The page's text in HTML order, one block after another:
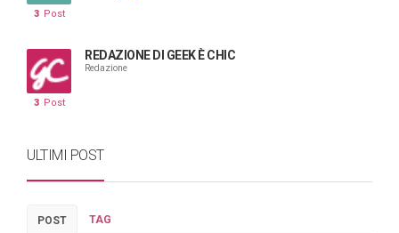
3 Post
REDAZIONE DI GEEK È CHIC
Redazione
3 Post
ULTIMI POST
POST TAG